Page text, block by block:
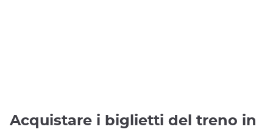
Acquistare i biglietti del treno in